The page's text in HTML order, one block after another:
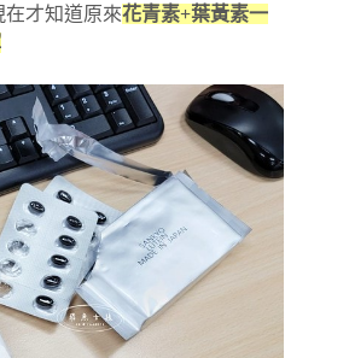
才知道原來花青素+葉黃素一